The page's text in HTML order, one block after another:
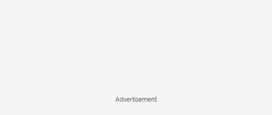
Advertisement